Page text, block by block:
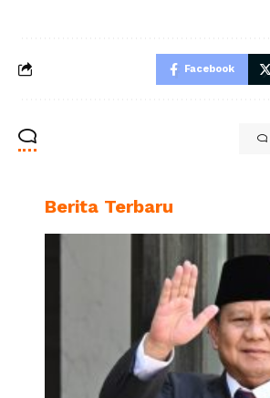
Facebook
Berita Terbaru